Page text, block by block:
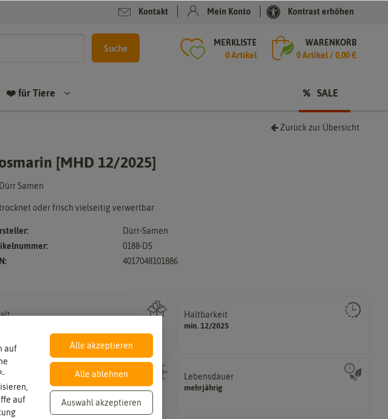
Kontakt Mein Konto Kontrast erhöhen
Suche
MERKLISTE
0 Artikel
WARENKORB
0Artikel /0,00 €
❤️ für Tiere SALE
Zurück zur Übersicht
[MHD 12/2025]
oder frisch vielseitig verwertbar
Dürr-Samen
0188-DS
4017048101886
Haltbarkeit
min. 12/2025
Zeitpunkt, bis zu dem das Saat- und Pflanzgut sehr
gut keimen sollte.
viel Licht benötigt die Pflanze? (schattig,
sonnig, vollsonnig)
Lebensdauer
mehrjährig
Pflanzen werden kategorisiert in: einjährig,
zweijährig oder mehrjährig.
auf
auf
Alle akzeptieren
Alle ablehnen
Auswahl akzeptieren